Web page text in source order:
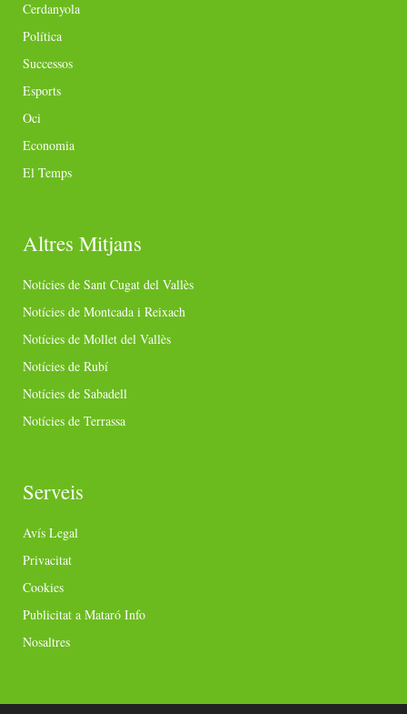
Cerdanyola
Política
Successos
Esports
Oci
Economia
El Temps
Altres Mitjans
Notícies de Sant Cugat del Vallès
Notícies de Montcada i Reixach
Notícies de Mollet del Vallès
Notícies de Rubí
Notícies de Sabadell
Notícies de Terrassa
Serveis
Avís Legal
Privacitat
Cookies
Publicitat a Mataró Info
Nosaltres